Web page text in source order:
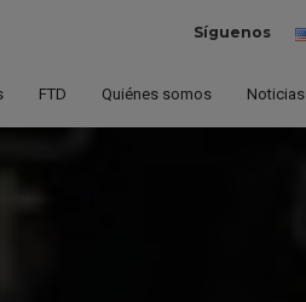
Síguenos
FTD Quiénes somos Noticias